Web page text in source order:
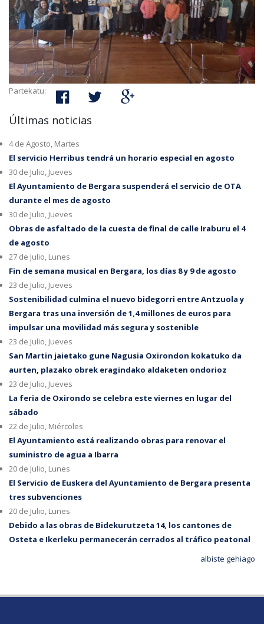
Partekatu:
Últimas noticias
4 de Agosto, Martes
El servicio Herribus tendrá un horario especial en agosto
30 de Julio, Jueves
El Ayuntamiento de Bergara suspenderá el servicio de OTA
durante el mes de agosto
30 de Julio, Jueves
Obras de asfaltado de la cuesta de final de calle Iraburu el 4
de agosto
27 de Julio, Lunes
Fin de semana musical en Bergara, los días 8 y 9 de agosto
23 de Julio, Jueves
Sostenibilidad culmina el nuevo bidegorri entre Antzuola y
Bergara tras una inversión de 1,4 millones de euros para
impulsar una movilidad más segura y sostenible
23 de Julio, Jueves
San Martin jaietako gune Nagusia Oxirondon kokatuko da
aurten, plazako obrek eragindako aldaketen ondorioz
23 de Julio, Jueves
La feria de Oxirondo se celebra este viernes en lugar del
sábado
22 de Julio, Miércoles
El Ayuntamiento está realizando obras para renovar el
suministro de agua a Ibarra
20 de Julio, Lunes
El Servicio de Euskera del Ayuntamiento de Bergara presenta
tres subvenciones
20 de Julio, Lunes
Debido a las obras de Bidekurutzeta 14, los cantones de
Osteta e Ikerleku permanecerán cerrados al tráfico peatonal
albiste gehiago